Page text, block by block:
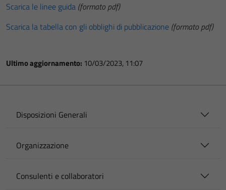
Scarica le linee guida (formato pdf)
Scarica la tabella con gli obblighi di pubblicazione (formato pdf)
Ultimo aggiornamento: 10/03/2023, 11:07
Disposizioni Generali
Organizzazione
Consulenti e collaboratori